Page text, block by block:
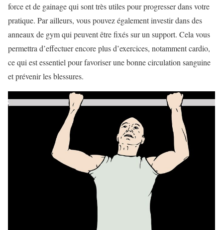
force et de gainage qui sont très utiles pour progresser dans votre
pratique. Par ailleurs, vous pouvez également investir dans des
anneaux de gym qui peuvent être fixés sur un support. Cela vous
permettra d’effectuer encore plus d’exercices, notamment cardio,
ce qui est essentiel pour favoriser une bonne circulation sanguine
et prévenir les blessures.